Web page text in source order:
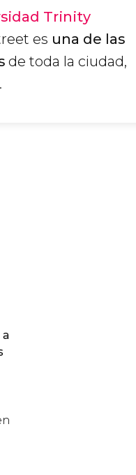
Trinity
es una de las
de toda la ciudad,
.